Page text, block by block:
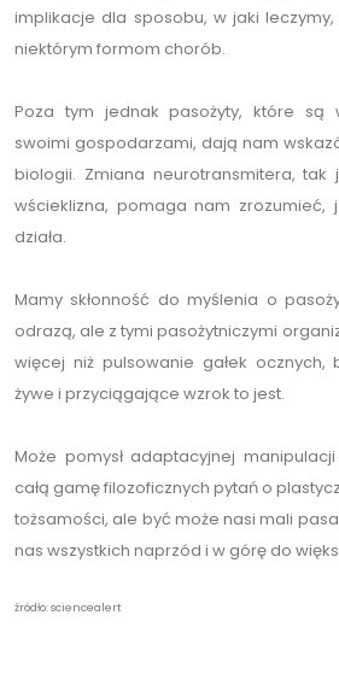
implikacje dla sposobu, w jaki
niektórym formom chorób.
Poza tym jednak pasożyty, które są
swoimi gospodarzami, dają nam
biologii. Zmiana neurotransmitera, tak
wścieklizna, pomaga nam zrozumieć,
działa.
Mamy skłonność do myślenia o
odrazą, ale z tymi pasożytniczymi
więcej niż pulsowanie gałek
żywe i przyciągające wzrok to jest.
Może pomysł adaptacyjnej
całą gamę filozoficznych pytań o
tożsamości, ale być może nasi mali
nas wszystkich naprzód i w górę do
źródło: sciencealert